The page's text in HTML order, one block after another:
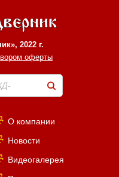
2022 г.
оферты
О компании
Новости
Видеогалерея